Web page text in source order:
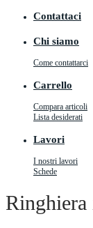
Contattaci
Chi siamo
Come contattarci
Carrello
Compara articoli
Lista desiderati
Lavori
I nostri lavori
Schede